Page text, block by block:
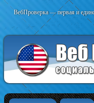
ВебПроверка — первая и